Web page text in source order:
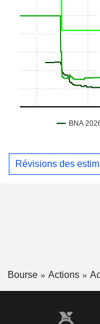
Révisions des
Bourse Actions